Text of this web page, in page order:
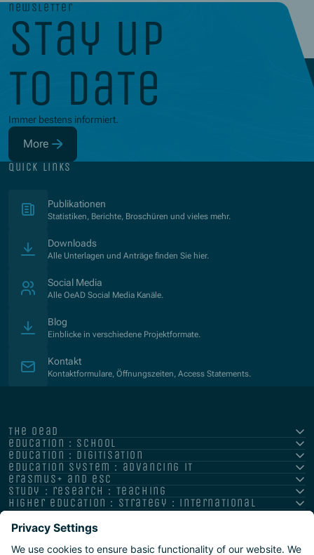
newsletter
stay up
to date
Immer bestens informiert.
More
(Opens in new window)
quick links
Publikationen
Statistiken, Berichte, Broschüren und vieles mehr.
Downloads
Alle Unterlagen und Anträge finden Sie hier.
Social Media
Alle OeAD Social Media Kanäle.
Blog
Einblicke in verschiedene Projektformate.
Kontakt
Kontaktformulare, Öffnungszeiten, Access Statements.
the oead
education : school
education : digitisation
education system : advancing it
erasmus+ and esc
study : research : teaching
higher education : strategy : international